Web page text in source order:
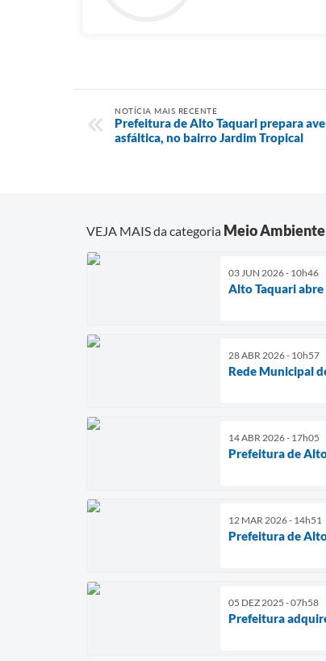
NOTÍCIA MAIS RECENTE
Prefeitura de Alto Taquari prepara
asfáltica, no bairro Jardim Tropical
VEJA MAIS da categoria Meio Ambiente
03 JUN 2026 - 10h46
Alto Taquari
28 ABR 2026 - 10h57
Rede Municipal
14 ABR 2026 - 17h05
Prefeitura de
12 MAR 2026 - 14h51
Prefeitura de
05 DEZ 2025 - 07h58
Prefeitura